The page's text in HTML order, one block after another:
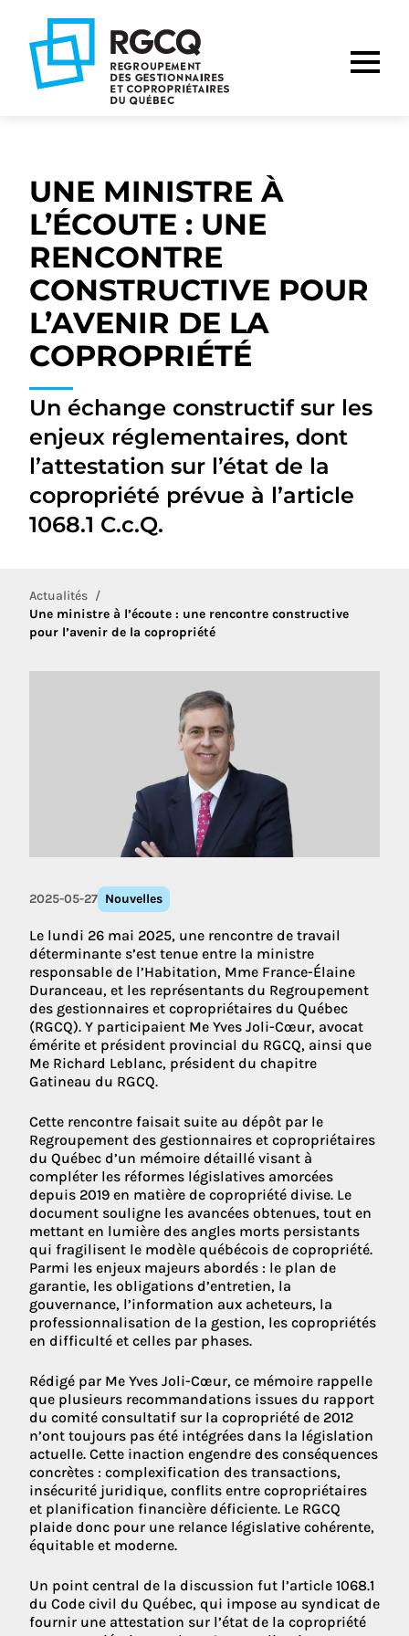
navigation
principale
contenu
UNE MINISTRE À
L’ÉCOUTE : UNE
RENCONTRE
CONSTRUCTIVE POUR
L’AVENIR DE LA
COPROPRIÉTÉ
Un échange constructif sur les
enjeux réglementaires, dont
l’attestation sur l’état de la
copropriété prévue à l’article
1068.1 C.c.Q.
Actualités
Une ministre à l’écoute : une rencontre constructive
pour l’avenir de la copropriété
2025-05-27 Nouvelles
Le lundi 26 mai 2025, une rencontre de travail
déterminante s’est tenue entre la ministre
responsable de l’Habitation, Mme France-Élaine
Duranceau, et les représentants du Regroupement
des gestionnaires et copropriétaires du Québec
(RGCQ). Y participaient Me Yves Joli-Cœur, avocat
émérite et président provincial du RGCQ, ainsi que
Me Richard Leblanc, président du chapitre
Gatineau du RGCQ.
Cette rencontre faisait suite au dépôt par le
Regroupement des gestionnaires et copropriétaires
du Québec d’un mémoire détaillé visant à
compléter les réformes législatives amorcées
depuis 2019 en matière de copropriété divise. Le
document souligne les avancées obtenues, tout en
mettant en lumière des angles morts persistants
qui fragilisent le modèle québécois de copropriété.
Parmi les enjeux majeurs abordés : le plan de
garantie, les obligations d’entretien, la
gouvernance, l’information aux acheteurs, la
professionnalisation de la gestion, les copropriétés
en difficulté et celles par phases.
Rédigé par Me Yves Joli-Cœur, ce mémoire rappelle
que plusieurs recommandations issues du rapport
du comité consultatif sur la copropriété de 2012
n’ont toujours pas été intégrées dans la législation
actuelle. Cette inaction engendre des conséquences
concrètes : complexification des transactions,
insécurité juridique, conflits entre copropriétaires
et planification financière déficiente. Le RGCQ
plaide donc pour une relance législative cohérente,
équitable et moderne.
Un point central de la discussion fut l’article 1068.1
du Code civil du Québec, qui impose au syndicat de
fournir une attestation sur l’état de la copropriété